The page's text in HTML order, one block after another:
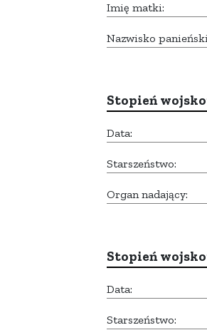
Imię matki:
Nazwisko
Stopień
Data:
Starszeństwo:
Organ nadający:
Stopień
Data:
Starszeństwo: